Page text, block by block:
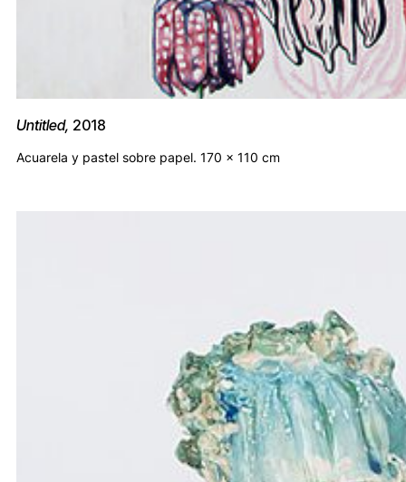
Untitled, 2018
Acuarela y pastel sobre papel. 170 x 110 cm